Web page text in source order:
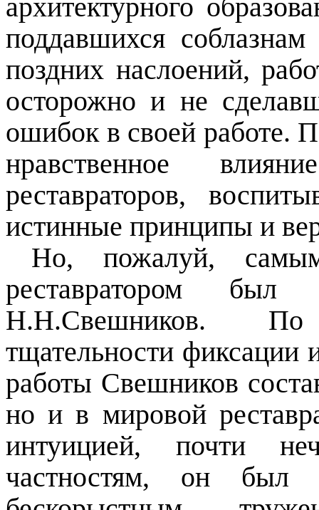
архитектурного
поддавшихся
поздних наслоений,
осторожно и не
ошибок в своей работе.
нравственное
реставраторов,
истинные принципы и
Но, пожалуй,
реставратором был
Н.Н.Свешников. По
тщательности фиксации
работы Свешников
но и в мировой
интуицией, почти
частностям, он